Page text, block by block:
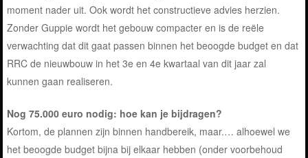
moment nader uit. Ook wordt het constructieve advies herzien.
Zonder Guppie wordt het gebouw compacter en is de reële
verwachting dat dit gaat passen binnen het beoogde budget en dat
RRC de nieuwbouw in het 3e en 4e kwartaal van dit jaar zal
kunnen gaan realiseren.
Nog 75.000 euro nodig: hoe kan je bijdragen?
Kortom, de plannen zijn binnen handbereik, maar.… alhoewel we
het beoogde budget bijna bij elkaar hebben (onder voorbehoud